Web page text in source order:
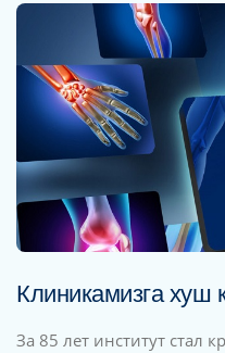
Клиникамизга хуш
За 85 лет институт стал